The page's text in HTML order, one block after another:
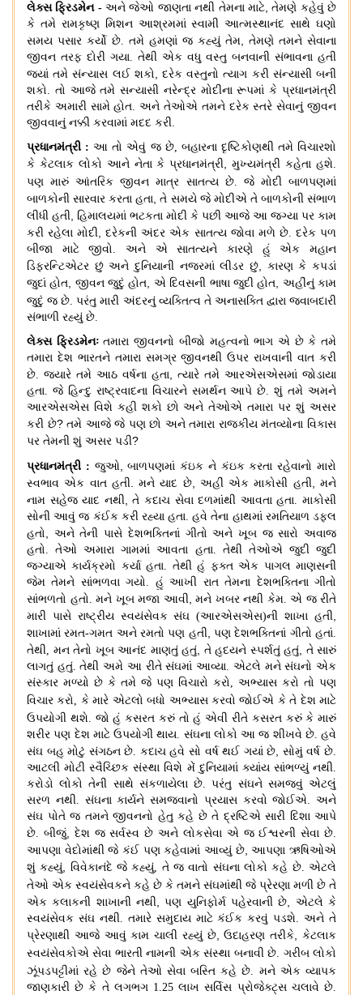
લેક્સ ફ્રિડમેન -અને જેઓ જાણતા નથી તેમના માટે,તેમણે કહેવું છે
કે તમે રામકૃષ્ણ મિશન આશ્રમમાં સ્વામી આત્મસ્થાનંદ સાથે ઘણો
સમય પસાર કર્યો છે. તમે હમણાં જ કહ્યું તેમ, તેમણે તમને સેવાના
જીવન તરફ દોરી ગયા. તેથી એક વધુ વસ્તુ બનવાની સંભાવના હતી
જ્યાં તમે સંન્યાસ લઈ શકો,દરેક વસ્તુનો ત્યાગ કરી સંન્યાસી બની
શકો. તો આજે તમે સન્યાસી નરેન્દ્ર મોદીના રૂપમાં કે પ્રધાનમંત્રી
તરીકે અમારી સામે હોત.અને તેઓએ તમને દરેક સ્તરે સેવાનું જીવન
જીવવાનું નક્કી કરવામાં મદદ કરી.
પ્રધાનમંત્રી :આ તો એવું જ છે, બહારના દૃષ્ટિકોણથી તમે વિચારશો
કે કેટલાક લોકો આને નેતા કે પ્રધાનમંત્રી,મુખ્યમંત્રી કહેતા હશે.
પણ મારું આંતરિક જીવન માત્ર સાતત્ય છે. જે મોદી બાળપણમાં
બાળકોની સારવાર કરતા હતા,તે સમયે જે મોદીએ તે બાળકોની સંભાળ
લીધી હતી, હિમાલયમાં ભટકતા મોદી કે પછી આજે આ જગ્યા પર કામ
કરી રહેલા મોદી,દરેકની અંદર એક સાતત્ય જોવા મળે છે. દરેક પળ
બીજા માટે જીવો.અને એ સાતત્યને કારણે હું એક મહાન
ડિફરન્ટિએટર છું અને દુનિયાની નજરમાં લીડર છું, કારણ કે કપડાં
જુદાં હોત, જીવન જુદું હોત, એ દિવસની ભાષા જુદી હોત, અહીંનું કામ
જુદું જ છે.પરંતુ મારી અંદરનું વ્યક્તિત્વ તે અનાસક્તિ દ્વારા જવાબદારી
સંભાળી રહ્યું છે.
લેક્સ ફ્રિડમેનઃતમારા જીવનનો બીજો મહત્વનો ભાગ એ છે કે તમે
તમારા દેશ ભારતને તમારા સમગ્ર જીવનથી ઉપર રાખવાની વાત કરી
છે. જ્યારે તમે આઠ વર્ષના હતા, ત્યારે તમે આરએસએસમાં જોડાયા
હતા. જે હિન્દુ રાષ્ટ્રવાદના વિચારને સમર્થન આપે છે.શું તમે અમને
આરએસએસ વિશે કહી શકો છો અને તેઓએ તમારા પર શું અસર
કરી છે?તમે આજે જે પણ છો અને તમારા રાજકીય મંતવ્યોના વિકાસ
પર તેમની શું અસર પડી?
પ્રધાનમંત્રી : જુઓ,બાળપણમાં કંઇક ને કંઇક કરતા રહેવાનો મારો
સ્વભાવ એક વાત હતી. મને યાદ છે, અહીં એક માકોસી હતી,મને
નામ સહેજ યાદ નથી,તે કદાચ સેવા દળમાંથી આવતા હતા.માકોસી
સોની આવું જ કંઈક કરી રહ્યા હતા.હવે તેના હાથમાં રમતિયાળ ડફલ
હતો, અને તેની પાસે દેશભક્તિનાં ગીતો અને ખૂબ જ સારો અવાજ
હતો.તેઓ અમારા ગામમાં આવતા હતા. તેથી તેઓએ જુદી જુદી
જગ્યાએ કાર્યક્રમો કર્યા હતા. તેથી હું ફક્ત એક પાગલ માણસની
જેમ તેમને સાંભળવા ગયો. હું આખી રાત તેમના દેશભક્તિના ગીતો
સાંભળતો હતો. મને ખૂબ મજા આવી, મને ખબર નથી કેમ. એ જ રીતે
મારી પાસે રાષ્ટ્રીય સ્વયંસેવક સંઘ(આરએસએસ)ની શાખા હતી,
શાખામાં રમત-ગમત અને રમતો પણ હતી,પણ દેશભક્તિનાં ગીતો હતાં.
તેથી, મન તેનો ખૂબ આનંદ માણતું હતું, તે હૃદયને સ્પર્શતું હતું, તે સારું
લાગતું હતું.તેથી અમે આ રીતે સંઘમાં આવ્યા. એટલે મને સંઘનો એક
સંસ્કાર મળ્યો છે કે તમે જે પણ વિચારો કરો, અભ્યાસ કરો તો પણ
વિચાર કરો, કે મારે એટલો બધો અભ્યાસ કરવો જોઈએ કે તે દેશ માટે
ઉપયોગી થશે. જો હું કસરત કરું તો હું એવી રીતે કસરત કરું કે મારું
શરીર પણ દેશ માટે ઉપયોગી થાય. સંઘના લોકો આ જ શીખવે છે. હવે
સંઘ બહુ મોટું સંગઠન છે. કદાચ હવે સો વર્ષ થઈ ગયાં છે, સોમું વર્ષ છે.
આટલી મોટી સ્વૈચ્છિક સંસ્થા વિશે મેં દુનિયામાં ક્યાંય સાંભળ્યું નથી.
કરોડો લોકો તેની સાથે સંકળાયેલા છે.પરંતુ સંઘને સમજવું એટલું
સરળ નથી. સંઘના કાર્યને સમજવાનો પ્રયાસ કરવો જોઈએ. અને
સંઘ પોતે જ તમને જીવનનો હેતુ કહે છે તે દ્રષ્ટિએ સારી દિશા આપે
છે. બીજું, દેશ જ સર્વસ્વ છે અને લોકસેવા એ જ ઈશ્વરની સેવા છે.
આપણા વેદોમાંથી જે કંઈ પણ કહેવામાં આવ્યું છે,આપણા ઋષિઓએ
શું કહ્યું, વિવેકાનંદે જે કહ્યું, તે જ વાતો સંઘના લોકો કહે છે.એટલે
તેઓ એક સ્વયંસેવકને કહે છે કે તમને સંઘમાંથી જે પ્રેરણા મળી છે તે
એક કલાકની શાખાની નથી,પણ યુનિફોર્મ પહેરવાની છે, એટલે કે
સ્વયંસેવક સંઘ નથી. તમારે સમુદાય માટે કંઈક કરવું પડશે.અને તે
પ્રેરણાથી આજે આવું કામ ચાલી રહ્યું છે,ઉદાહરણ તરીકે,કેટલાક
સ્વયંસેવકોએ સેવા ભારતી નામની એક સંસ્થા બનાવી છે. ગરીબ લોકો
ઝૂંપડપટ્ટીમાં રહે છે જેને તેઓ સેવા બસ્તિ કહે છે. મને એક વ્યાપક
જાણકારી છે કે તે લગભગ 1.25 લાખ સર્વિસ પ્રોજેક્ટ્સ ચલાવે છે.